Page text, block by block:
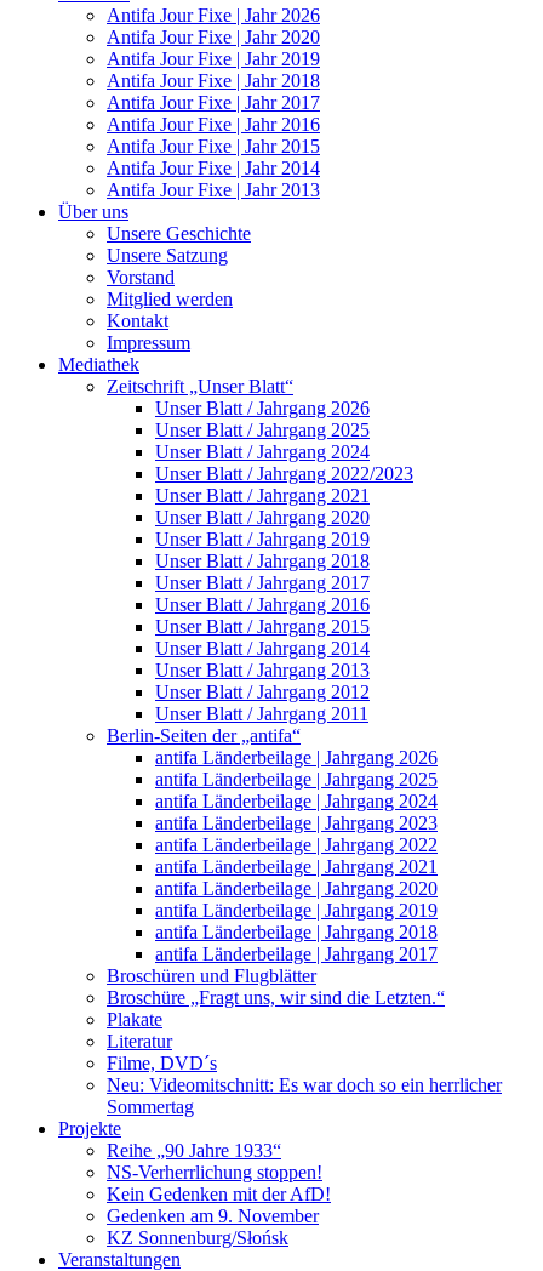
Antifa Jour Fixe | Jahr 2026
Antifa Jour Fixe | Jahr 2020
Antifa Jour Fixe | Jahr 2019
Antifa Jour Fixe | Jahr 2018
Antifa Jour Fixe | Jahr 2017
Antifa Jour Fixe | Jahr 2016
Antifa Jour Fixe | Jahr 2015
Antifa Jour Fixe | Jahr 2014
Antifa Jour Fixe | Jahr 2013
Über uns
Unsere Geschichte
Unsere Satzung
Vorstand
Mitglied werden
Kontakt
Impressum
Mediathek
Zeitschrift „Unser Blatt“
Unser Blatt / Jahrgang 2026
Unser Blatt / Jahrgang 2025
Unser Blatt / Jahrgang 2024
Unser Blatt / Jahrgang 2022/2023
Unser Blatt / Jahrgang 2021
Unser Blatt / Jahrgang 2020
Unser Blatt / Jahrgang 2019
Unser Blatt / Jahrgang 2018
Unser Blatt / Jahrgang 2017
Unser Blatt / Jahrgang 2016
Unser Blatt / Jahrgang 2015
Unser Blatt / Jahrgang 2014
Unser Blatt / Jahrgang 2013
Unser Blatt / Jahrgang 2012
Unser Blatt / Jahrgang 2011
Berlin-Seiten der „antifa“
antifa Länderbeilage | Jahrgang 2026
antifa Länderbeilage | Jahrgang 2025
antifa Länderbeilage | Jahrgang 2024
antifa Länderbeilage | Jahrgang 2023
antifa Länderbeilage | Jahrgang 2022
antifa Länderbeilage | Jahrgang 2021
antifa Länderbeilage | Jahrgang 2020
antifa Länderbeilage | Jahrgang 2019
antifa Länderbeilage | Jahrgang 2018
antifa Länderbeilage | Jahrgang 2017
Broschüren und Flugblätter
Broschüre „Fragt uns, wir sind die Letzten.“
Plakate
Literatur
Filme, DVD´s
Neu: Videomitschnitt: Es war doch so ein herrlicher
Sommertag
Projekte
Reihe „90 Jahre 1933“
NS-Verherrlichung stoppen!
Kein Gedenken mit der AfD!
Gedenken am 9. November
KZ Sonnenburg/Słońsk
Veranstaltungen